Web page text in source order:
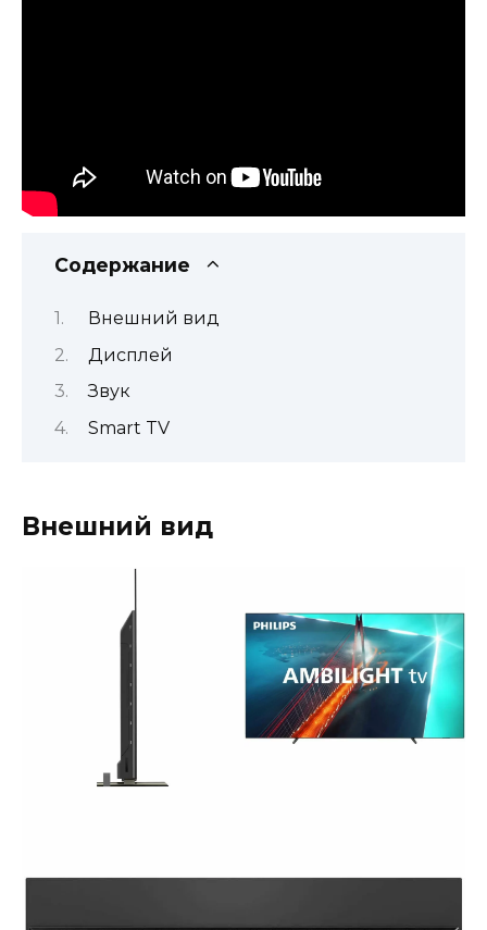
Содержание
Внешний вид
Дисплей
Звук
Smart TV
Внешний вид